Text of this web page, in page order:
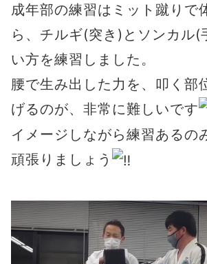
成年部の練習はミット蹴りで
ら、チルギ(突き)とソンカル(
い方を練習しました。
腰で生み出した力を、叩く部
げるのが、非常に難しいです
イメージしながら練習あるの
頑張りましょう